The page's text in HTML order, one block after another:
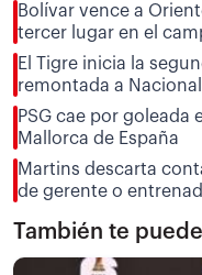
Bolívar vence a
tercer lugar en el
El Tigre inicia la
remontada a
PSG cae por goleada
Mallorca de España
Martins descarta
de gerente o
También te